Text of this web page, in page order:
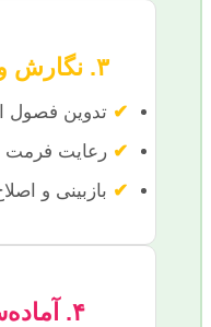
۳. نگارش و ویرایش تخصصی
✔ تدوین فصول
✔ رعایت فرمت
✔ بازبینی و
۴. آماده‌سازی برای دفاع